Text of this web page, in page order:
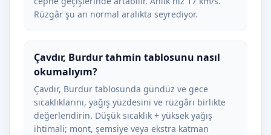
Rüzgâr şu an normal aralıkta seyrediyor.
Çavdır, Burdur tahmin tablosunu nasıl
okumalıyım?
Çavdır, Burdur tablosunda gündüz ve gece
sıcaklıklarını, yağış yüzdesini ve rüzgârı birlikte
değerlendirin. Düşük sıcaklık + yüksek yağış
ihtimali; mont, şemsiye veya ekstra katman